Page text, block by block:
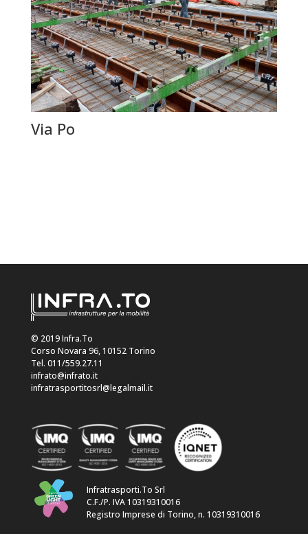
Via Po
© 2019 Infra.To
Corso Novara 96, 10152 Torino
Tel. 011/559.27.11
infrato@infrato.it
infratrasportitosrl@legalmail.it
Infratrasporti.To Srl
C.F./P. IVA 10319310016
Registro Imprese di Torino, n. 10319310016